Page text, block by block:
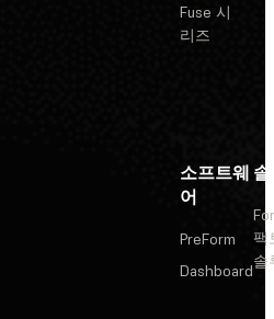
Fuse 시
리즈
소프트웨
어
PreForm
Dashboard
팩
솔